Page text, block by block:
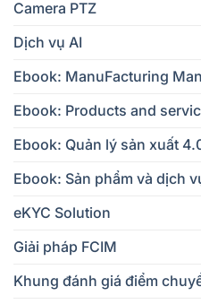
Camera PTZ
Dịch vụ AI
Ebook: ManuFacturing
Ebook: Products and
Ebook: Quản lý sản xuất
Ebook: Sản phẩm và dịch
eKYC Solution
Giải pháp FCIM
Khung đánh giá điểm